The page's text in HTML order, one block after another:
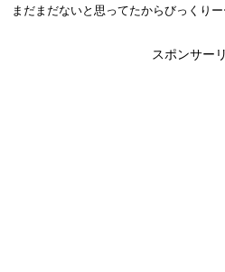
まだまだないと思ってたからびっくりー
スポンサー